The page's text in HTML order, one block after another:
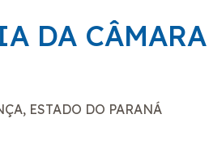
DA
ESTADO DO PARANÁ